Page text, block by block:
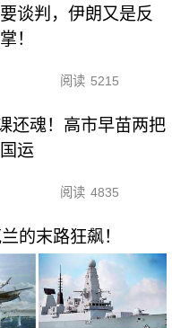
谈判，伊朗又是反
！
阅读 5215
还魂！高市早苗两把
运
阅读 4835
的末路狂飙！